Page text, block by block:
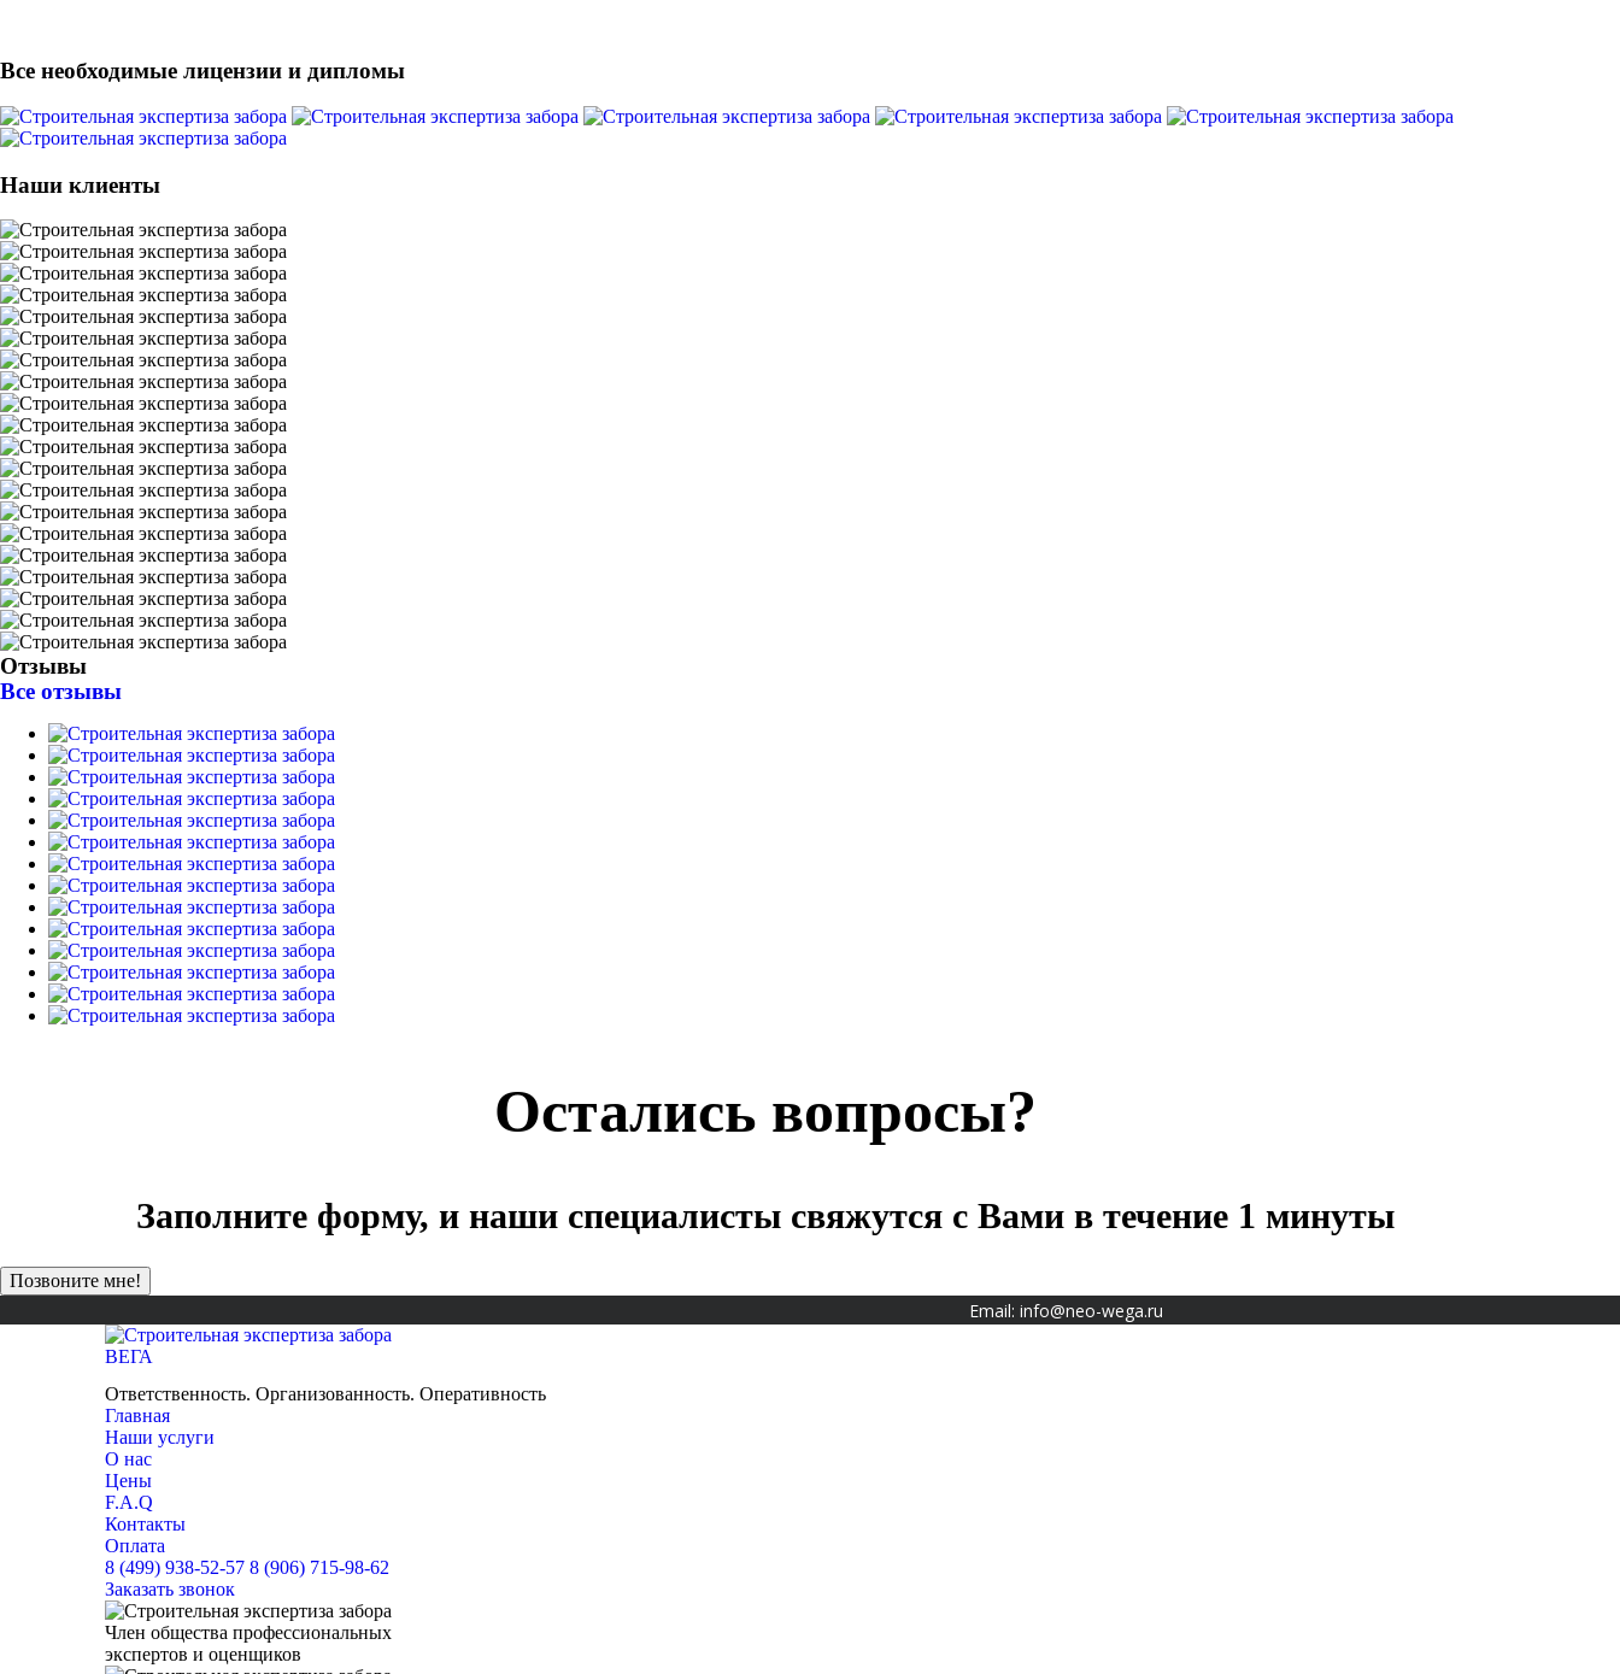
Все необходимые лицензии и дипломы
Наши клиенты
Отзывы
Все отзывы
Остались вопросы?
Заполните форму, и наши специалисты свяжутся с Вами в течение 1 минуты
Email: info@neo-wega.ru
ВЕГА
Ответственность. Организованность. Оперативность
Главная
Наши услуги
О нас
Цены
F.A.Q
Контакты
Оплата
8 (499) 938-52-57 8 (906) 715-98-62
Заказать звонок
Член общества профессиональных
экспертов и оценщиков